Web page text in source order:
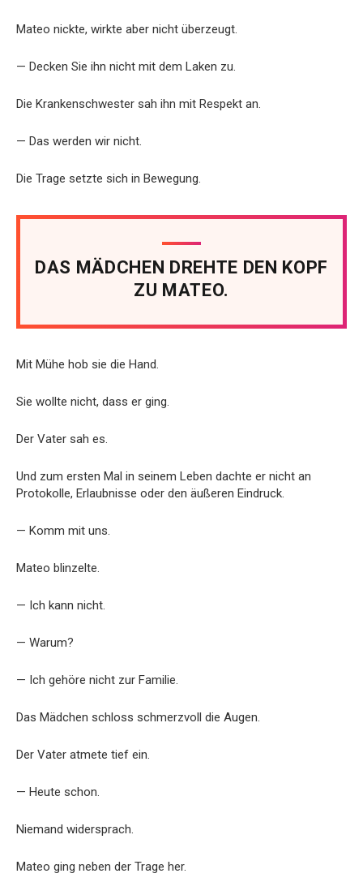
Mateo nickte, wirkte aber nicht überzeugt.
— Decken Sie ihn nicht mit dem Laken zu.
Die Krankenschwester sah ihn mit Respekt an.
— Das werden wir nicht.
Die Trage setzte sich in Bewegung.
DAS MÄDCHEN DREHTE DEN KOPF
ZU MATEO.
Mit Mühe hob sie die Hand.
Sie wollte nicht, dass er ging.
Der Vater sah es.
Und zum ersten Mal in seinem Leben dachte er nicht an
Protokolle, Erlaubnisse oder den äußeren Eindruck.
— Komm mit uns.
Mateo blinzelte.
— Ich kann nicht.
— Warum?
— Ich gehöre nicht zur Familie.
Das Mädchen schloss schmerzvoll die Augen.
Der Vater atmete tief ein.
— Heute schon.
Niemand widersprach.
Mateo ging neben der Trage her.